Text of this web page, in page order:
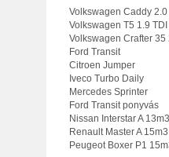
Volkswagen Caddy 2.0
Volkswagen T5 1.9 TDI
Volkswagen Crafter 35
Ford Transit
Citroen Jumper
Iveco Turbo Daily
Mercedes Sprinter
Ford Transit ponyvás
Nissan Interstar A 13m3
Renault Master A 15m3
Peugeot Boxer P1